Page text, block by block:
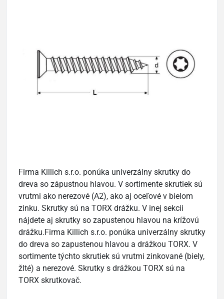
Firma Killich s.r.o. ponúka univerzálny skrutky do
dreva so zápustnou hlavou. V sortimente skrutiek sú
vrutmi ako nerezové (A2), ako aj oceľové v bielom
zinku. Skrutky sú na TORX drážku. V inej sekcii
nájdete aj skrutky so zapustenou hlavou na krížovú
drážku.Firma Killich s.r.o. ponúka univerzálny skrutky
do dreva so zapustenou hlavou a drážkou TORX. V
sortimente týchto skrutiek sú vrutmi zinkované (biely,
žlté) a nerezové. Skrutky s drážkou TORX sú na
TORX skrutkovač.